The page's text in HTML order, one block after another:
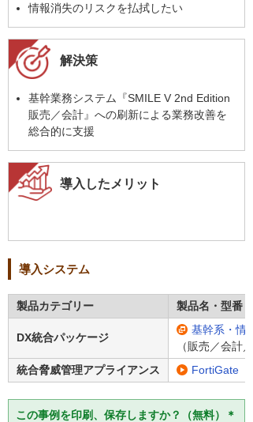
情報消失のリスクを払拭したい
解決策
基幹業務システム『SMILE V 2nd Edition
販売／会計』への刷新による業務改善を
総合的に支援
導入したメリット
導入システム
製品カテゴリー 製品名・型番
DX統合パッケージ
基幹系・情
（販売／会計
統合脅威管理アプライアンス
FortiGate
この事例を印刷、保存しますか？（無料）＊